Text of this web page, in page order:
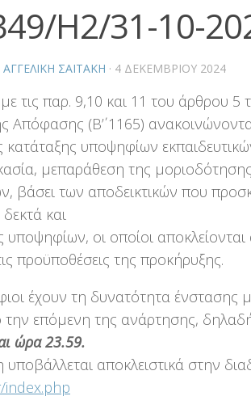
Η2/31-10-
ΑΓΓΕΛΙΚΉ ΣΑΪΤΆΚΗ · 4 ΔΕΚΕΜΒΡΊΟΥ 2024
τις παρ. 9,10 και 11 του άρθρου 5
Απόφασης (Β΄’ 1165)
κατάταξης υποψηφίων
μεπαράθεση της
βάσει των αποδεικτικών που
δεκτά και
υποψηφίων, οι οποίοι
προϋποθέσεις της προκήρυξης.
έχουν τη δυνατότητα ένστασης
την επόμενη της ανάρτησης,
ώρα 23.59.
αποκλειστικά στην
index.php